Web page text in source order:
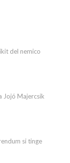
del nemico
Jojó Majercsik
si tinge